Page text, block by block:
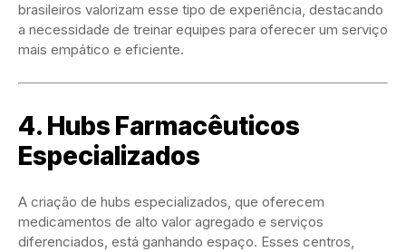
brasileiros valorizam esse tipo de experiência, destacando
a necessidade de treinar equipes para oferecer um serviço
mais empático e eficiente.
4. Hubs Farmacêuticos
Especializados
A criação de hubs especializados, que oferecem
medicamentos de alto valor agregado e serviços
diferenciados, está ganhando espaço. Esses centros,